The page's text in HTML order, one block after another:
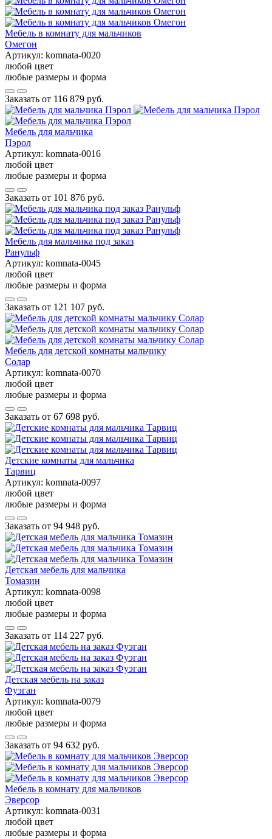
Мебель в комнату для мальчиков
Омегон
Артикул: komnata-0020
любой цвет
любые размеры и форма
Заказать от 116 879 руб.
Мебель для мальчика
Пэрол
Артикул: komnata-0016
любой цвет
любые размеры и форма
Заказать от 101 876 руб.
Мебель для мальчика под заказ
Ранульф
Артикул: komnata-0045
любой цвет
любые размеры и форма
Заказать от 121 107 руб.
Мебель для детской комнаты мальчику
Солар
Артикул: komnata-0070
любой цвет
любые размеры и форма
Заказать от 67 698 руб.
Детские комнаты для мальчика
Тарвиц
Артикул: komnata-0097
любой цвет
любые размеры и форма
Заказать от 94 948 руб.
Детская мебель для мальчика
Томазин
Артикул: komnata-0098
любой цвет
любые размеры и форма
Заказать от 114 227 руб.
Детская мебель на заказ
Фуэган
Артикул: komnata-0079
любой цвет
любые размеры и форма
Заказать от 94 632 руб.
Мебель в комнату для мальчиков
Эверсор
Артикул: komnata-0031
любой цвет
любые размеры и форма